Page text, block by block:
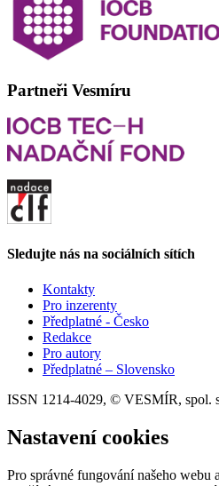
Partneři Vesmíru
Sledujte nás na sociálních sítích
Kontakty
Pro inzerenty
Předplatné - Česko
Redakce
Pro autory
Předplatné – Slovensko
ISSN 1214-4029, © VESMÍR, spol.
Nastavení cookies
Pro správné fungování našeho webu